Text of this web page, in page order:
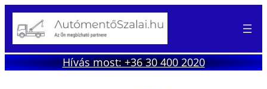
Hívás most: +36 30 400 2020